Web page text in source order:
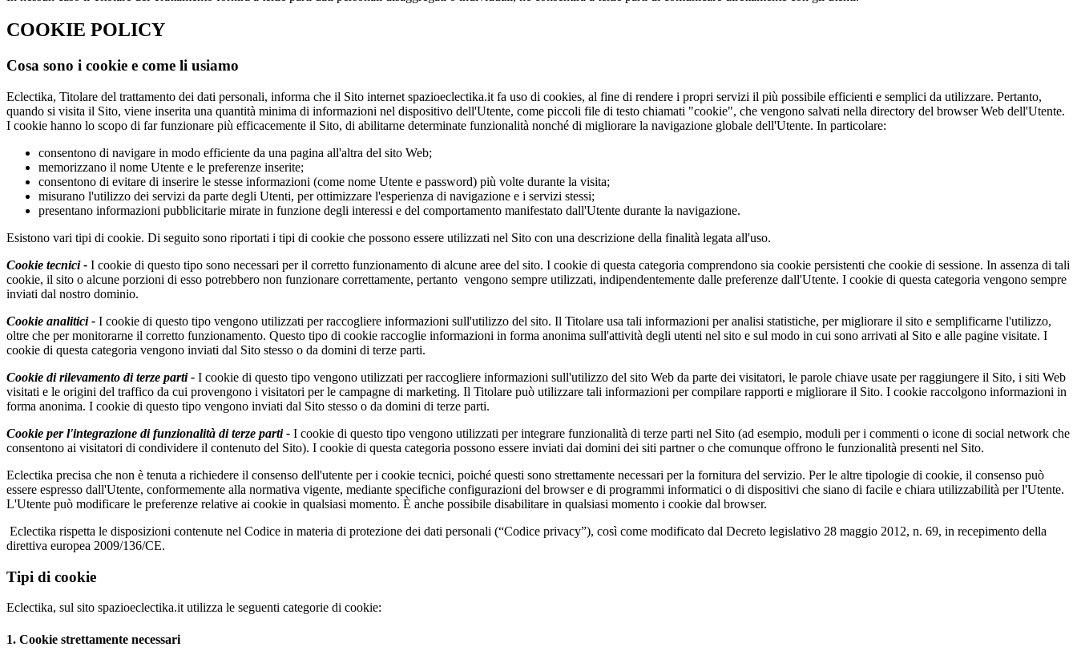
COOKIE POLICY
Cosa sono i cookie e come li usiamo
Eclectika, Titolare del trattamento dei dati personali, informa che il Sito internet spazioeclectika.it fa uso di cookies, al fine di rendere i propri servizi il più possibile efficienti e semplici da utilizzare. Pertanto,
quando si visita il Sito, viene inserita una quantità minima di informazioni nel dispositivo dell'Utente, come piccoli file di testo chiamati "cookie", che vengono salvati nella directory del browser Web dell'Utente.
I cookie hanno lo scopo di far funzionare più efficacemente il Sito, di abilitarne determinate funzionalità nonché di migliorare la navigazione globale dell'Utente. In particolare:
consentono di navigare in modo efficiente da una pagina all'altra del sito Web;
memorizzano il nome Utente e le preferenze inserite;
consentono di evitare di inserire le stesse informazioni (come nome Utente e password) più volte durante la visita;
misurano l'utilizzo dei servizi da parte degli Utenti, per ottimizzare l'esperienza di navigazione e i servizi stessi;
presentano informazioni pubblicitarie mirate in funzione degli interessi e del comportamento manifestato dall'Utente durante la navigazione.
Esistono vari tipi di cookie. Di seguito sono riportati i tipi di cookie che possono essere utilizzati nel Sito con una descrizione della finalità legata all'uso.
Cookie tecnici - I cookie di questo tipo sono necessari per il corretto funzionamento di alcune aree del sito. I cookie di questa categoria comprendono sia cookie persistenti che cookie di sessione. In assenza di tali
cookie, il sito o alcune porzioni di esso potrebbero non funzionare correttamente, pertanto vengono sempre utilizzati, indipendentemente dalle preferenze dall'Utente. I cookie di questa categoria vengono sempre
inviati dal nostro dominio.
Cookie analitici - I cookie di questo tipo vengono utilizzati per raccogliere informazioni sull'utilizzo del sito. Il Titolare usa tali informazioni per analisi statistiche, per migliorare il sito e semplificarne l'utilizzo,
oltre che per monitorarne il corretto funzionamento. Questo tipo di cookie raccoglie informazioni in forma anonima sull'attività degli utenti nel sito e sul modo in cui sono arrivati al Sito e alle pagine visitate. I
cookie di questa categoria vengono inviati dal Sito stesso o da domini di terze parti.
Cookie di rilevamento di terze parti - I cookie di questo tipo vengono utilizzati per raccogliere informazioni sull'utilizzo del sito Web da parte dei visitatori, le parole chiave usate per raggiungere il Sito, i siti Web
visitati e le origini del traffico da cui provengono i visitatori per le campagne di marketing. Il Titolare può utilizzare tali informazioni per compilare rapporti e migliorare il Sito. I cookie raccolgono informazioni in
forma anonima. I cookie di questo tipo vengono inviati dal Sito stesso o da domini di terze parti.
Cookie per l'integrazione di funzionalità di terze parti - I cookie di questo tipo vengono utilizzati per integrare funzionalità di terze parti nel Sito (ad esempio, moduli per i commenti o icone di social network che
consentono ai visitatori di condividere il contenuto del Sito). I cookie di questa categoria possono essere inviati dai domini dei siti partner o che comunque offrono le funzionalità presenti nel Sito.
Eclectika precisa che non è tenuta a richiedere il consenso dell'utente per i cookie tecnici, poiché questi sono strettamente necessari per la fornitura del servizio. Per le altre tipologie di cookie, il consenso può
essere espresso dall'Utente, conformemente alla normativa vigente, mediante specifiche configurazioni del browser e di programmi informatici o di dispositivi che siano di facile e chiara utilizzabilità per l'Utente.
L'Utente può modificare le preferenze relative ai cookie in qualsiasi momento. È anche possibile disabilitare in qualsiasi momento i cookie dal browser.
Eclectika rispetta le disposizioni contenute nel Codice in materia di protezione dei dati personali (“Codice privacy”), così come modificato dal Decreto legislativo 28 maggio 2012, n. 69, in recepimento della
direttiva europea 2009/136/CE.
Tipi di cookie
Eclectika, sul sito spazioeclectika.it utilizza le seguenti categorie di cookie:
1. Cookie strettamente necessari